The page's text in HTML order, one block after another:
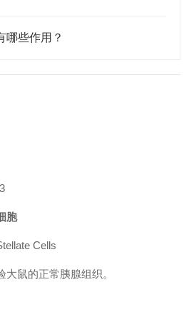
哪些作用？
胞
Cells
鼠的正常胰腺组织。